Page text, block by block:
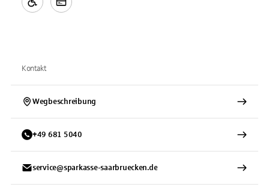
Kontakt
Wegbeschreibung
+49 681 5040
service@sparkasse-saarbruecken.de